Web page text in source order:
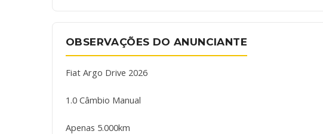
OBSERVAÇÕES DO ANUNCIANTE
Fiat Argo Drive 2026
1.0 Câmbio Manual
Apenas 5.000km